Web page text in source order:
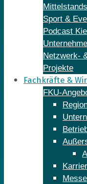
Sport &
Podcast
Netzwerk-
Projekte
Fachkräfte &
FKU-